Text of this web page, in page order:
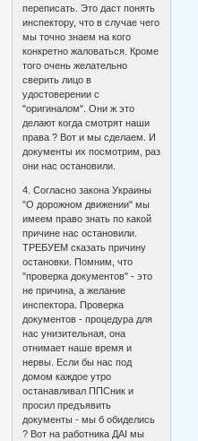
переписать. Это даст понять
инспектору, что в случае чего
мы точно знаем на кого
конкретно жаловаться. Кроме
того очень желательно
сверить лицо в
удостоверении с
"оригиналом". Они ж это
делают когда смотрят наши
права ? Вот и мы сделаем. И
документы их посмотрим, раз
они нас остановили.
4. Согласно закона Украины
"О дорожном движении" мы
имеем право знать по какой
причине нас остановили.
ТРЕБУЕМ сказать причину
остановки. Помним, что
"проверка документов" - это
не причина, а желание
инспектора. Проверка
документов - процедура для
нас унизительная, она
отнимает наше время и
нервы. Если бы нас под
домом каждое утро
останавливал ППСник и
просил предъявить
документы - мы б обиделись
? Вот на работника ДАІ мы